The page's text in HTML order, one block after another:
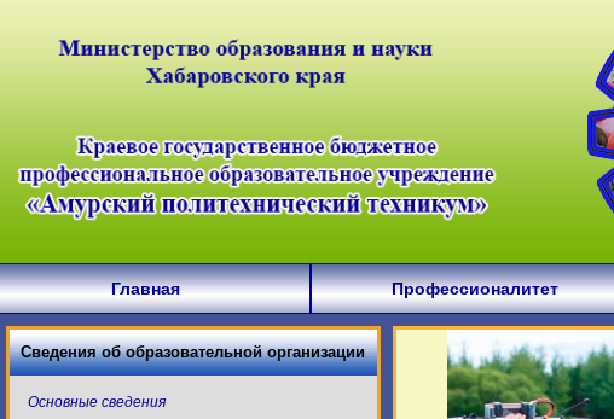
Главная Профессионалитет
Сведения об образовательной организации
Основные сведения